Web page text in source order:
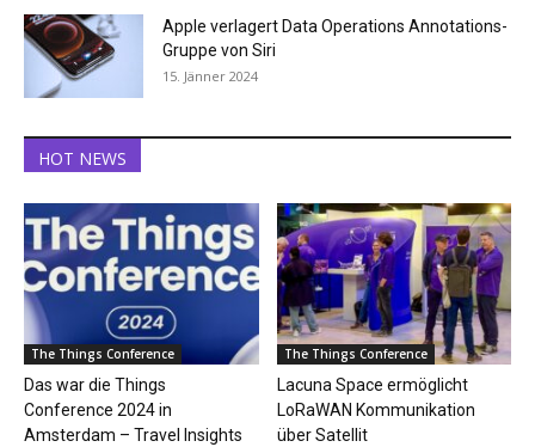
Apple verlagert Data Operations Annotations-
Gruppe von Siri
15. Jänner 2024
HOT NEWS
The Things Conference
Das war die Things
Conference 2024 in
Amsterdam – Travel Insights
The Things Conference
Lacuna Space ermöglicht
LoRaWAN Kommunikation
über Satellit